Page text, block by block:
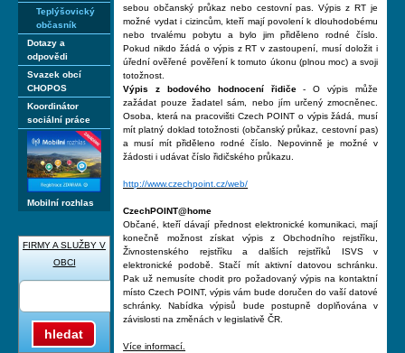
Teplýšovický
občasník
Dotazy a
odpovědi
Svazek obcí
CHOPOS
Koordinátor
sociální práce
Mobilní rozhlas
FIRMY A SLUŽBY V
OBCI
hledat
sebou občanský průkaz nebo cestovní pas. Výpis z RT je
možné vydat i cizincům, kteří mají povolení k dlouhodobému
nebo trvalému pobytu a bylo jim přiděleno rodné číslo.
Pokud nikdo žádá o výpis z RT v zastoupení, musí doložit i
úřední ověřené pověření k tomuto úkonu (plnou moc) a svoji
totožnost.
Výpis z bodového hodnocení řidiče- O výpis může
zažádat pouze žadatel sám, nebo jím určený zmocněnec.
Osoba, která na pracovišti Czech POINT o výpis žádá, musí
mít platný doklad totožnosti (občanský průkaz, cestovní pas)
a musí mít přiděleno rodné číslo. Nepovinně je možné v
žádosti i udávat číslo řidičského průkazu.
http://www.czechpoint.cz/web/
CzechPOINT@home
Občané, kteří dávají přednost elektronické komunikaci, mají
konečně možnost získat výpis z Obchodního rejstříku,
Živnostenského rejstříku a dalších rejstříků ISVS v
elektronické podobě. Stačí mít aktivní datovou schránku.
Pak už nemusíte chodit pro požadovaný výpis na kontaktní
místo Czech POINT, výpis vám bude doručen do vaší datové
schránky. Nabídka výpisů bude postupně doplňována v
závislosti na změnách v legislativě ČR.
Více informací.